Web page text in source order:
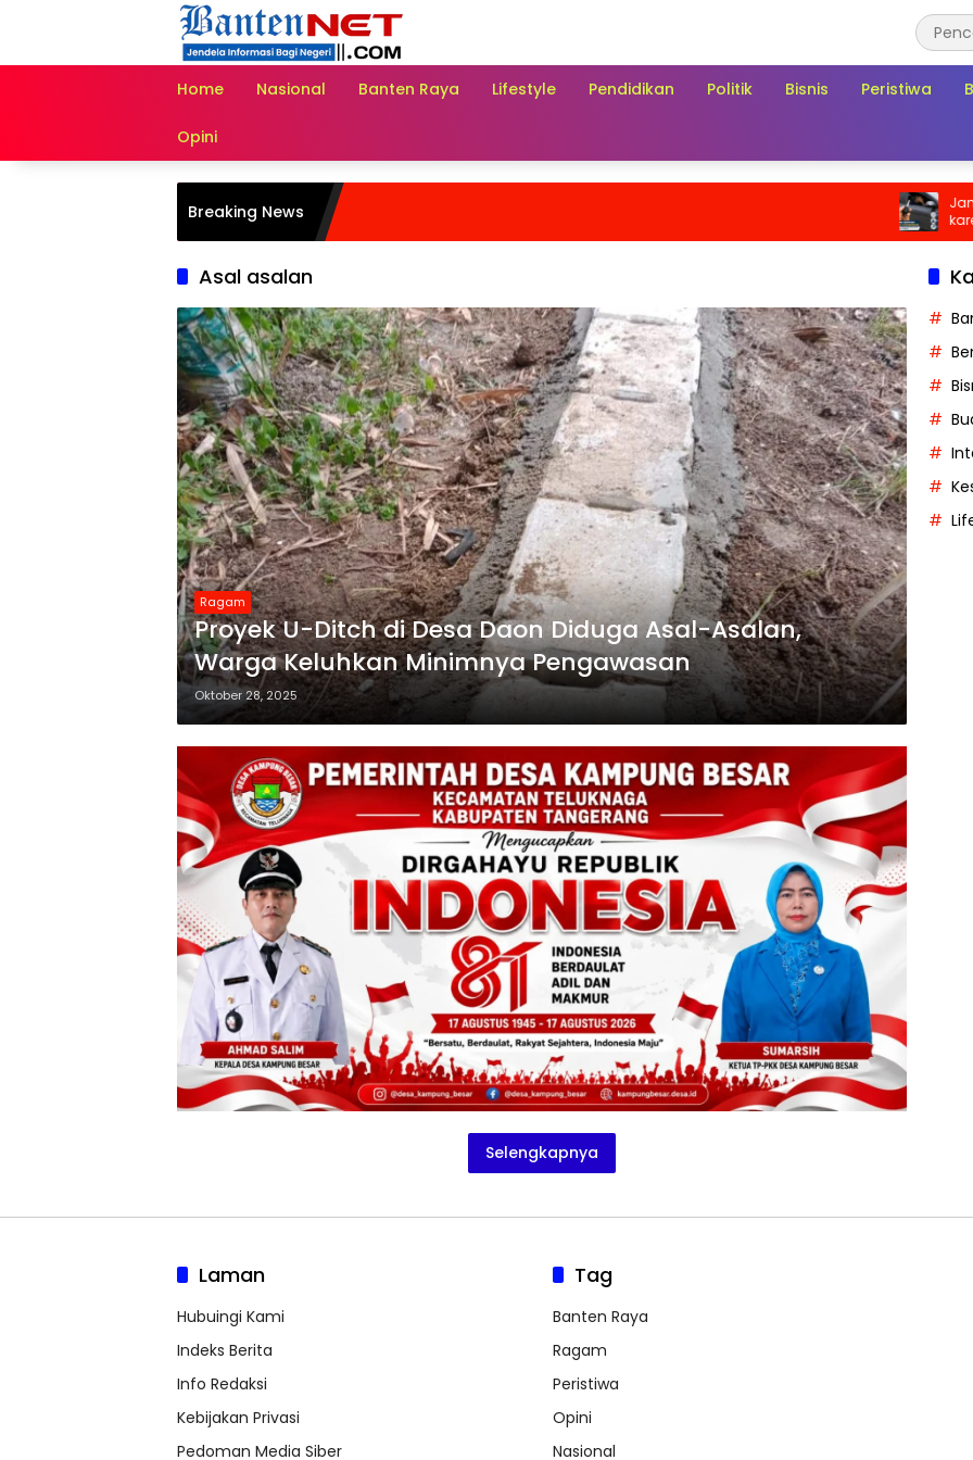
Home
Nasional Banten Raya Lifestyle Pendidikan Politik Bisnis Peristiwa
Opini
Breaking News
Jangan
karena
Biaya di
Asal asalan
Ragam
Proyek U-Ditch di Desa Daon Diduga Asal-Asalan,
Warga Keluhkan Minimnya Pengawasan
Oktober 28, 2025
Selengkapnya
Laman
Hubuingi Kami
Indeks Berita
Info Redaksi
Kebijakan Privasi
Pedoman Media Siber
Tag
Banten Raya
Ragam
Peristiwa
Opini
Nasional